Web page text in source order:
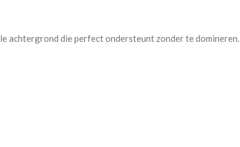
achtergrond die perfect ondersteunt zonder te domineren.